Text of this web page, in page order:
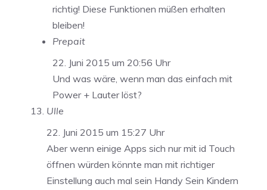
richtig! Diese Funktionen müßen erhalten
bleiben!
Prepait
22. Juni 2015 um 20:56 Uhr
Und was wäre, wenn man das einfach mit
Power + Lauter löst?
Ulle
22. Juni 2015 um 15:27 Uhr
Aber wenn einige Apps sich nur mit id Touch
öffnen würden könnte man mit richtiger
Einstellung auch mal sein Handy Sein Kindern